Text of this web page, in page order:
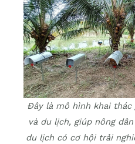
Đây là mô hình khai
và du lịch, giúp nông
du lịch có cơ hội trải